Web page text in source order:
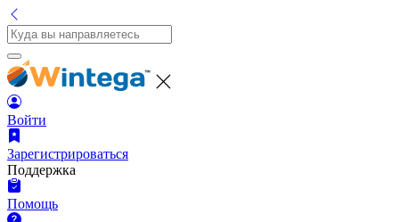
Войти
Зарегистрироваться
Поддержка
Помощь